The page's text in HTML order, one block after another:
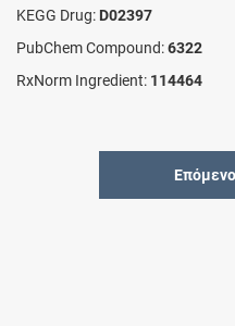
KEGG Drug: D02397
PubChem Compound:6322
RxNorm Ingredient: 114464
Επόμενο